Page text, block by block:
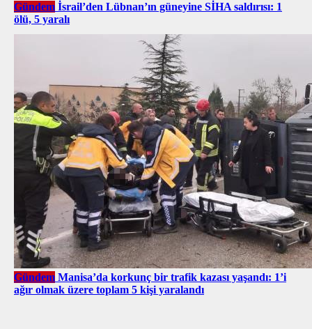
Gündem İsrail’den Lübnan’ın güneyine SİHA saldırısı: 1
ölü, 5 yaralı
Gündem Manisa’da korkunç bir trafik kazası yaşandı: 1’i
ağır olmak üzere toplam 5 kişi yaralandı